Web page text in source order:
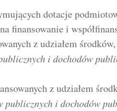
dotacje
finansowanie i
z udziałem
i dochodów
z udziałem
publicznych i dochodów